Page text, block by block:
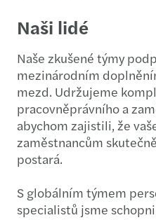
Naši lidé
Naše zkušené týmy
mezinárodním
mezd. Udržujeme
pracovněprávního a
abychom zajistili, že
zaměstnancům
postará.
S globálním týmem
specialistů jsme